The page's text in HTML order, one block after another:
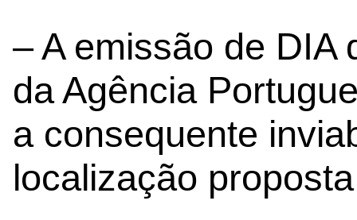
– A emissão de DIA
da Agência
a consequente
localização